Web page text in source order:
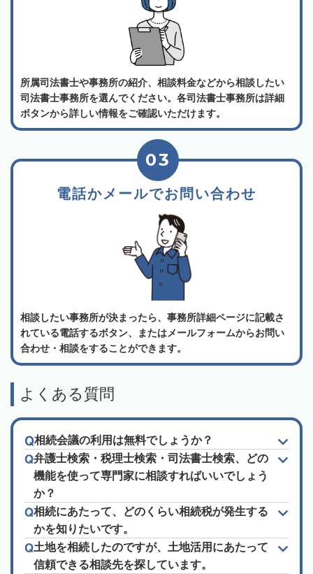
所属司法書士や事務所の紹介、相談料金などから相談したい
司法書士事務所を選んでください。各司法書士事務所は詳細
ボタンから詳しい情報をご確認いただけます。
電話かメールでお問い合わせ
03
相談したい事務所が決まったら、事務所詳細ページに記載さ
れている電話するボタン、またはメールフォームからお問い
合わせ・相談をすることができます。
よくある質問
相続会議の利用は無料でしょうか？
弁護士検索・税理士検索・司法書士検索、どの
機能を使って専門家に相談すればいいでしょう
か？
相続にあたって、どのくらい相続税が発生する
かを知りたいです。
土地を相続したのですが、土地活用にあたって
信頼できる相談先を探しています。